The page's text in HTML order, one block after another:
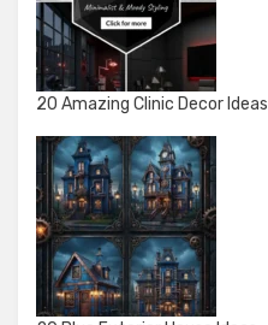
20 Amazing Clinic Decor Ideas